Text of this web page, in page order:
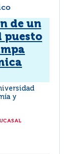
de un
puesto
y